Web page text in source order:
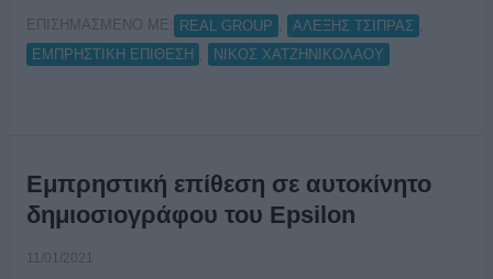
ΕΠΙΣΗΜΑΣΜΕΝΟ ΜΕ: REAL GROUP ΑΛΕΞΗΣ ΤΣΙΠΡΑΣ
ΕΜΠΡΗΣΤΙΚΗ ΕΠΙΘΕΣΗ
ΝΙΚΟΣ ΧΑΤΖΗΝΙΚΟΛΑΟΥ
Εμπρηστική επίθεση σε αυτοκίνητο
δημιοσιογράφου του Epsilon
11/01/2021